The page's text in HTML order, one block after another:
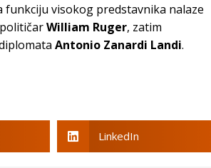
visokog predstavnika nalaze
William Ruger, zatim
Antonio Zanardi Landi.
LinkedIn